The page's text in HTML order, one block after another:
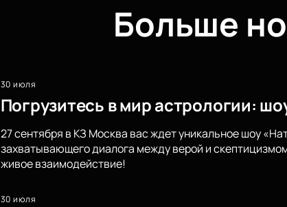
Больше
30 июля
Погрузитесь в мир астрологии:
27 сентября в КЗ Москва вас ждет уникальное шоу
захватывающего диалога между верой и
живое взаимодействие!
30 июля